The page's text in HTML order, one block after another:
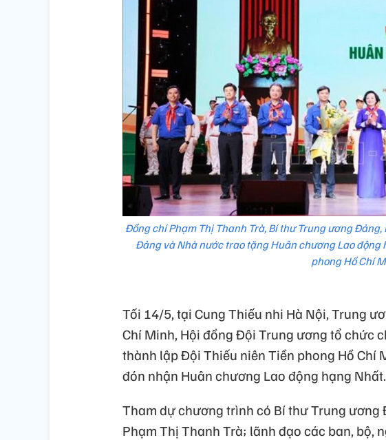
Đồng chí Phạm Thị Thanh Trà, Bí thư Trung ương
Đảng và Nhà nước trao tặng Huân chương Lao
phong Hồ Chí
Tối 14/5, tại Cung Thiếu nhi Hà Nội, Trung
Chí Minh, Hội đồng Đội Trung ương tổ chức
thành lập Đội Thiếu niên Tiền phong Hồ
đón nhận Huân chương Lao động hạng Nhất.
Tham dự chương trình có Bí thư Trung ương
Phạm Thị Thanh Trà; lãnh đạo các ban, bộ,